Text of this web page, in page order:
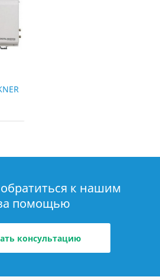
к нашим
помощью
консультацию